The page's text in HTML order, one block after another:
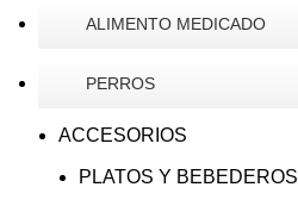
ALIMENTO MEDICADO
PERROS
ACCESORIOS
PLATOS Y BEBEDEROS